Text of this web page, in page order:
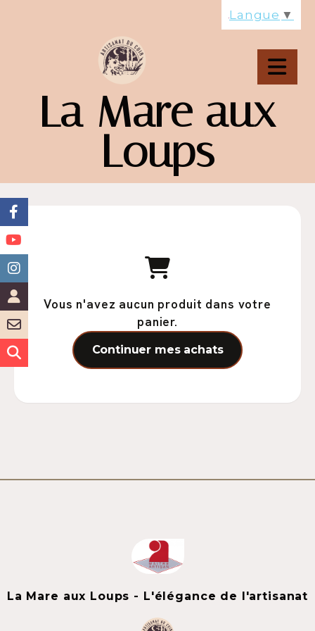
La Mare aux
Loups
Vous n'avez aucun produit dans votre
panier.
Continuer mes achats
La Mare aux Loups - L'élégance de l'artisanat
Langue ▼